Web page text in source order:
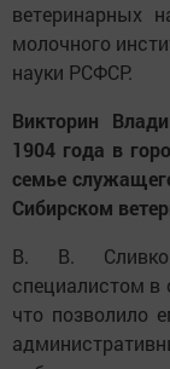
ветеринарных
молочного
науки РСФСР.
Викторин
1904 года в
семье
Сибирском
В. В. Сливко
специалистом в
что позволило